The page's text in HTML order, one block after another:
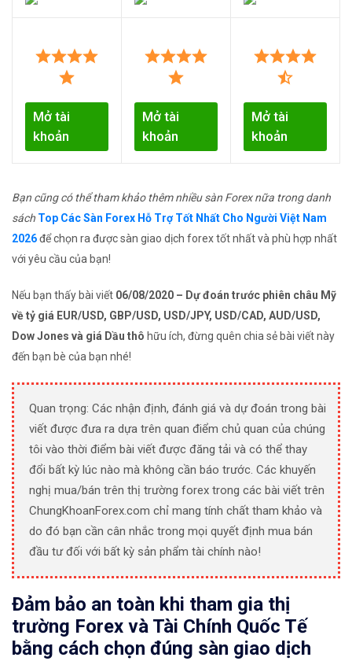
Mở tài
khoản
Mở tài
khoản
Mở tài
khoản
Bạn cũng có thể tham khảo thêm nhiều sàn Forex nữa trong danh
sách Top Các Sàn Forex Hỗ Trợ Tốt Nhất Cho Người Việt Nam
2026để chọn ra được sàn giao dịch forex tốt nhất và phù hợp nhất
với yêu cầu của bạn!
Nếu bạn thấy bài viết 06/08/2020 – Dự đoán trước phiên châu Mỹ
về tỷ giá EUR/USD, GBP/USD, USD/JPY, USD/CAD, AUD/USD,
Dow Jones và giá Dầu thô hữu ích, đừng quên chia sẻ bài viết này
đến bạn bè của bạn nhé!
Quan trọng: Các nhận định, đánh giá và dự đoán trong bài
viết được đưa ra dựa trên quan điểm chủ quan của chúng
tôi vào thời điểm bài viết được đăng tải và có thể thay
đổi bất kỳ lúc nào mà không cần báo trước. Các khuyến
nghị mua/bán trên thị trường forex trong các bài viết trên
ChungKhoanForex.com chỉ mang tính chất tham khảo và
do đó bạn cần cân nhắc trong mọi quyết định mua bán
đầu tư đối với bất kỳ sản phẩm tài chính nào!
Đảm bảo an toàn khi tham gia thị
trường Forex và Tài Chính Quốc Tế
bằng cách chọn đúng sàn giao dịch